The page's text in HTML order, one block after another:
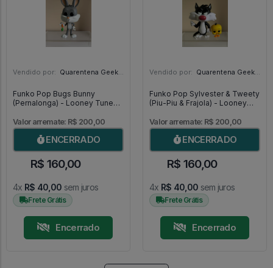
Vendido por: Quarentena Geek Store - SP
Funko Pop Bugs Bunny
(Pernalonga) - Looney Tunes
Valor arremate: R$ 200,00
ENCERRADO
R$ 160,00
4x R$ 40,00 sem juros
Frete Grátis
Encerrado
Vendido por: Quarentena Geek Store - SP
Funko Pop Sylvester & Tweety
(Piu-Piu & Frajola) - Looney
Valor arremate: R$ 200,00
ENCERRADO
R$ 160,00
4x R$ 40,00 sem juros
Frete Grátis
Encerrado